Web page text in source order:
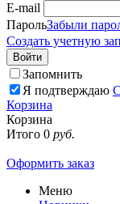
E-mail
ПарольЗабыли
Создать учетную
Войти
Запомнить
Я подтверждаю
Корзина
Корзина
Итого 0 руб.
Оформить заказ
Меню